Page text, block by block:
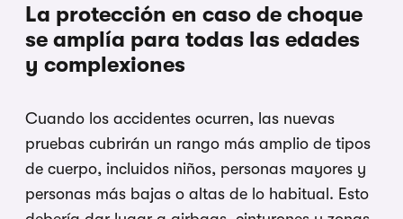
La protección en caso de choque
se amplía para todas las edades
y complexiones
Cuando los accidentes ocurren, las nuevas
pruebas cubrirán un rango más amplio de tipos
de cuerpo, incluidos niños, personas mayores y
personas más bajas o altas de lo habitual. Esto